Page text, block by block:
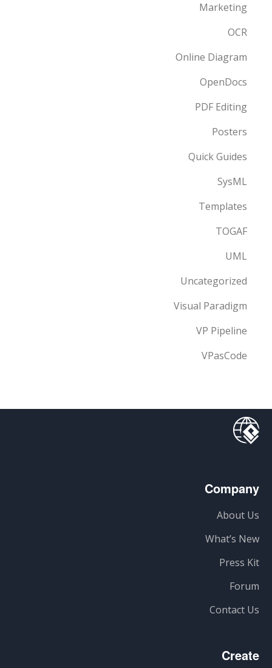
Marketing
OCR
Online Diagram
OpenDocs
PDF Editing
Posters
Quick Guides
SysML
Templates
TOGAF
UML
Uncategorized
Visual Paradigm
VP Pipeline
VPasCode
Company
About Us
What’s New
Press Kit
Forum
Contact Us
Create